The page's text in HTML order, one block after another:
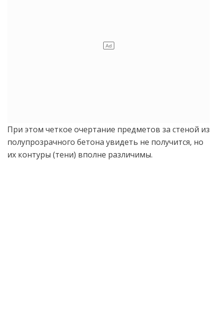
При этом четкое очертание предметов за стеной из
полупрозрачного бетона увидеть не получится, но
их контуры (тени) вполне различимы.